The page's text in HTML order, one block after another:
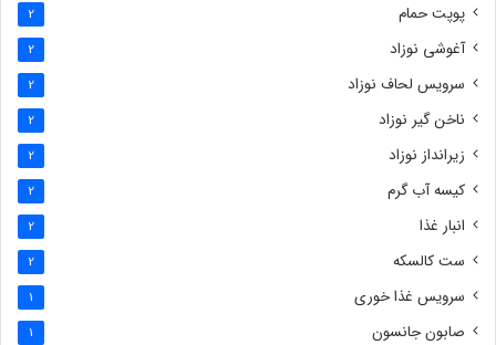
پوپت حمام 2
آغوشی نوزاد 2
سرویس لحاف نوزاد 2
ناخن گیر نوزاد 2
زیرانداز نوزاد 2
کیسه آب گرم 2
انبار غذا 2
ست کالسکه 2
سرویس غذا خوری 1
صابون جانسون 1